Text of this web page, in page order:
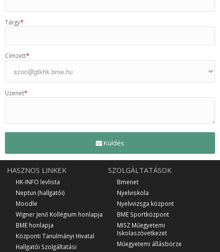
Tárgy*
Címzett*
Üzenet*
Küldés
HASZNOS LINKEK
HK-INFO levlista
Neptun (hallgatói)
Moodle
Wigner Jenő Kollégium honlapja
BME honlapja
Központi Tanulmányi Hivatal
Hallgatói Szolgáltatási
SZOLGÁLTATÁSOK
Bmenet
Nyelviskola
Nyelvvizsga központ
BME Sportközpont
MISZ Műegyetemi
Iskolaszövetkezet
Műegyetemi állásbörze